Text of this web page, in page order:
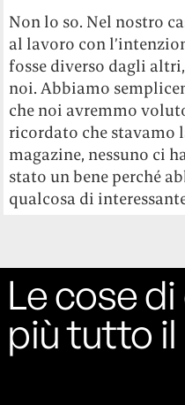
Non lo so. Nel nostro
al lavoro con
fosse diverso dagli
noi. Abbiamo
che noi avremmo
ricordato che stavamo
magazine, nessuno ci
stato un bene perché
qualcosa di
Le cose
più tutto